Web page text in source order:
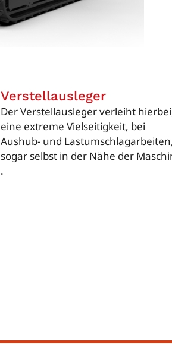
Verstellausleger
Der Verstellausleger verleiht
eine extreme Vielseitigkeit, bei
Aushub- und
sogar selbst in der Nähe der
.